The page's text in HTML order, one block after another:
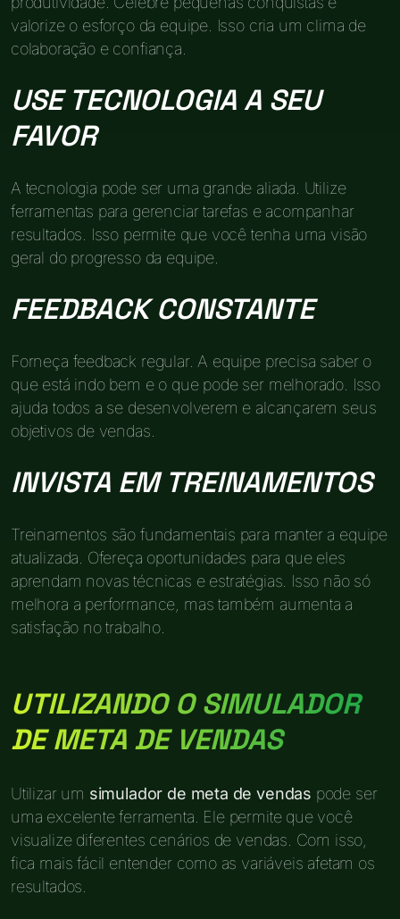
valorize o esforço da equipe. Isso cria um clima de
colaboração e confiança.
USE TECNOLOGIA A SEU
FAVOR
A tecnologia pode ser uma grande aliada. Utilize
ferramentas para gerenciar tarefas e acompanhar
resultados. Isso permite que você tenha uma visão
geral do progresso da equipe.
FEEDBACK CONSTANTE
Forneça feedback regular. A equipe precisa saber o
que está indo bem e o que pode ser melhorado. Isso
ajuda todos a se desenvolverem e alcançarem seus
objetivos de vendas.
INVISTA EM TREINAMENTOS
Treinamentos são fundamentais para manter a equipe
atualizada. Ofereça oportunidades para que eles
aprendam novas técnicas e estratégias. Isso não só
melhora a performance, mas também aumenta a
satisfação no trabalho.
UTILIZANDO O SIMULADOR
DE META DE VENDAS
Utilizar um simulador de meta de vendas pode ser
uma excelente ferramenta. Ele permite que você
visualize diferentes cenários de vendas. Com isso,
fica mais fácil entender como as variáveis afetam os
resultados.